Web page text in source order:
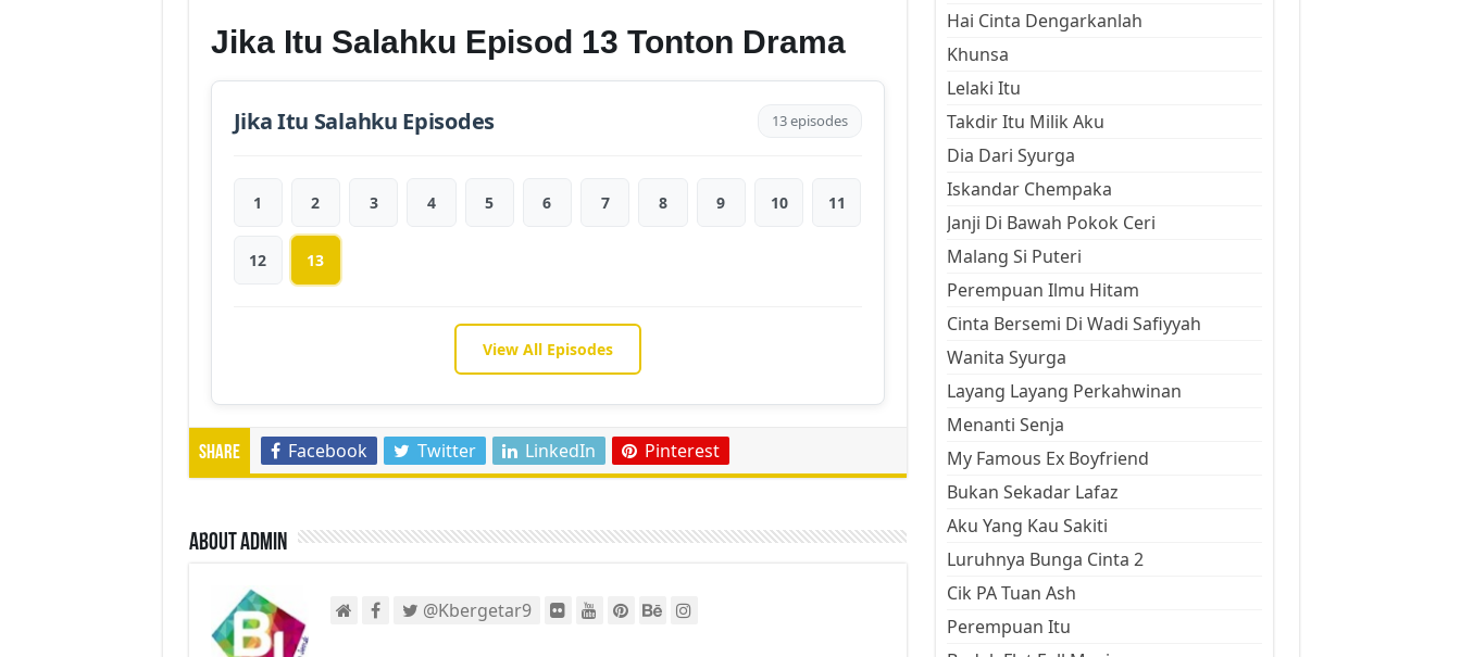
Jika Itu Salahku Episod 13 Tonton Drama
Jika Itu Salahku Episodes 13 episodes
1 2 3 4 5 6 7 8 9 10 11
12 13
View All Episodes
Share Facebook Twitter LinkedIn Pinterest
About admin
@Kbergetar9
Hai Cinta Dengarkanlah
Khunsa
Lelaki Itu
Takdir Itu Milik Aku
Dia Dari Syurga
Iskandar Chempaka
Janji Di Bawah Pokok Ceri
Malang Si Puteri
Perempuan Ilmu Hitam
Cinta Bersemi Di Wadi Safiyyah
Wanita Syurga
Layang Layang Perkahwinan
Menanti Senja
My Famous Ex Boyfriend
Bukan Sekadar Lafaz
Aku Yang Kau Sakiti
Luruhnya Bunga Cinta 2
Cik PA Tuan Ash
Perempuan Itu